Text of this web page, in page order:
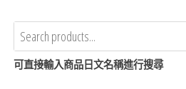
可直接輸入商品日文名稱進行搜尋